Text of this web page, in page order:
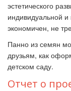
эстетического
индивидуальной и
экономичен, не
Панно из семян
друзьям, как
детском саду.
Отчет о